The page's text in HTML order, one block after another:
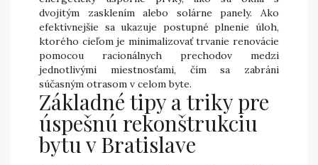
dvojitým zasklením alebo solárne panely. Ako
efektívnejšie sa ukazuje postupné plnenie úloh,
ktorého cieľom je minimalizovať trvanie renovácie
pomocou racionálnych prechodov medzi
jednotlivými miestnosťami, čím sa zabráni
súčasným otrasom v celom byte.
Základné tipy a triky pre
úspešnú rekonštrukciu
bytu v Bratislave